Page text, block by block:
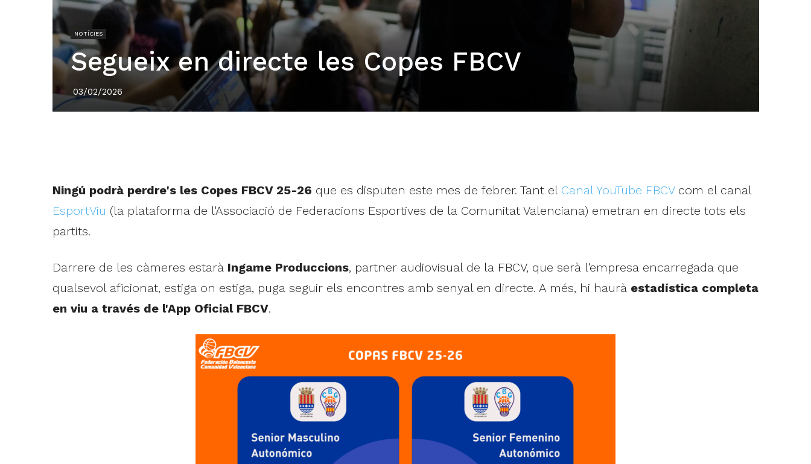
NOTÍCIES
Segueix en directe les Copes FBCV
03/02/2026
Ningú podrà perdre's les Copes FBCV 25-26 que es disputen este mes de febrer. Tant el Canal YouTube FBCVcom el canal
EsportViu (la plataforma de l'Associació de Federacions Esportives de la Comunitat Valenciana) emetran en directe tots els
partits.
Darrere de les càmeres estarà Ingame Produccions, partner audiovisual de la FBCV, que serà l'empresa encarregada que
qualsevol aficionat, estiga on estiga, puga seguir els encontres amb senyal en directe. A més, hi haurà estadística completa
en viu a través de l'App Oficial FBCV.